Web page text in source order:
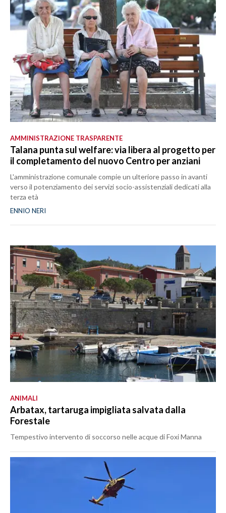
AMMINISTRAZIONE TRASPARENTE
Talana punta sul welfare: via libera al progetto per
il completamento del nuovo Centro per anziani
L'amministrazione comunale compie un ulteriore passo in avanti
verso il potenziamento dei servizi socio-assistenziali dedicati alla
terza età
ENNIO NERI
ANIMALI
Arbatax, tartaruga impigliata salvata dalla
Forestale
Tempestivo intervento di soccorso nelle acque di Foxi Manna